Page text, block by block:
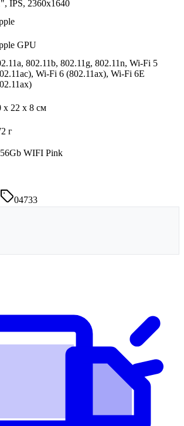
IPS, 2360x1640
GPU
802.11b, 802.11g, 802.11n, Wi-Fi 5
Wi-Fi 6 (802.11ax), Wi-Fi 6E
x 22 x 8 см
г
WIFI Pink
04733